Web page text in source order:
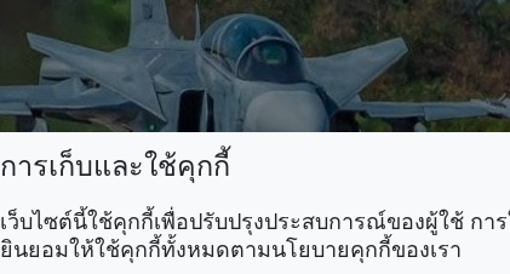
การเก็บและใช้คุกกี้
เว็บไซต์นี้ใช้คุกกี้เพื่อปรับปรุงประสบการณ์ของผู้ใช้ กา
ยินยอมให้ใช้คุกกี้ทั้งหมดตามนโยบายคุกกี้ของเรา